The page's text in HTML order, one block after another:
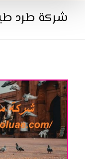
شركة طرد